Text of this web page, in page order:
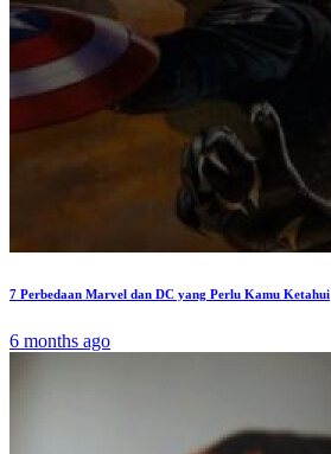
7 Perbedaan Marvel dan DC yang Perlu Kamu Ketahui
6 months ago